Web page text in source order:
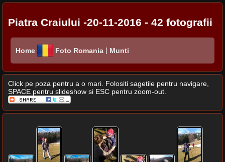
Piatra Craiului -20-11-2016 - 42 fotografii
Home Foto Romania | Munti
Click pe poza pentru a o mari. Folositi sagetile pentru navigare,
SPACE pentru slideshow si ESC pentru zoom-out.